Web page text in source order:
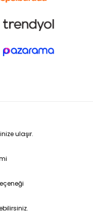
ulaşır.